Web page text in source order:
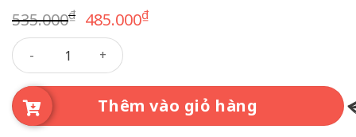
535.000₫ Giá
gốc
là:
535.000₫.
485.000₫Giá
485.000₫.
Bó hoa 78 số lượng
Thêm vào giỏ hàng